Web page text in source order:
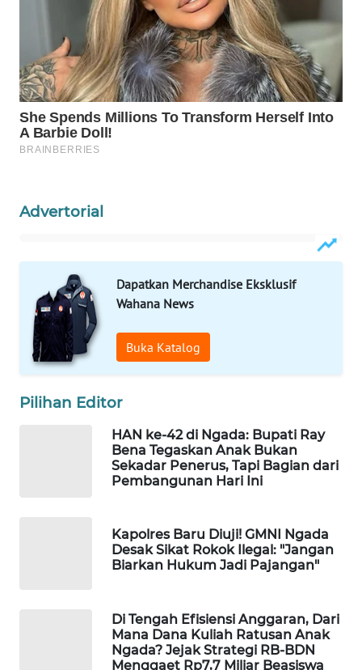
Advertorial
Dapatkan Merchandise Eksklusif
Wahana News
Buka Katalog
Pilihan Editor
HAN ke-42 di Ngada: Bupati Ray
Bena Tegaskan Anak Bukan
Sekadar Penerus, Tapi Bagian dari
Pembangunan Hari Ini
Kapolres Baru Diuji! GMNI Ngada
Desak Sikat Rokok Ilegal: "Jangan
Biarkan Hukum Jadi Pajangan"
Di Tengah Efisiensi Anggaran, Dari
Mana Dana Kuliah Ratusan Anak
Ngada? Jejak Strategi RB-BDN
Menggaet Rp7,7 Miliar Beasiswa
MAWAKA
ID
MARTABAT
NET
LKKI
KOPEKLIN
PORTAL